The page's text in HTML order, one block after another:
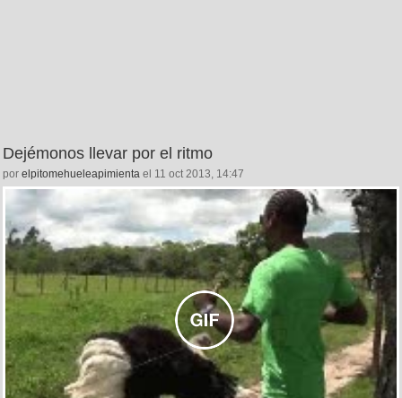
Dejémonos llevar por el ritmo
por elpitomehueleapimienta el 11 oct 2013, 14:47